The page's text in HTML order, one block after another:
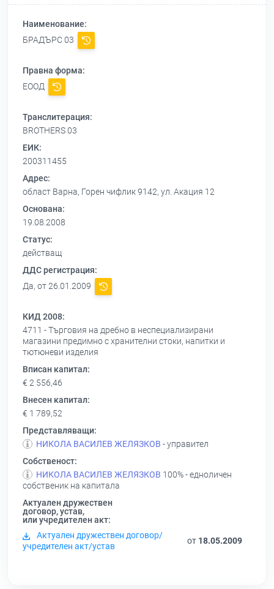
Наименование:
БРАДЪРС 03
Правна форма:
ЕООД
Транслитерация:
BROTHERS 03
ЕИК:
200311455
Адрес:
област Варна, Горен чифлик 9142, ул. Акация 12
Основана:
19.08.2008
Статус:
действащ
ДДС регистрация:
Да, от 26.01.2009
КИД 2008:
4711 - Търговия на дребно в неспециализирани
магазини предимно с хранителни стоки, напитки и
тютюневи изделия
Вписан капитал:
€ 2 556,46
Внесен капитал:
€ 1 789,52
Представляващи:
НИКОЛА ВАСИЛЕВ ЖЕЛЯЗКОВ - управител
Собственост:
НИКОЛА ВАСИЛЕВ ЖЕЛЯЗКОВ 100% - едноличен
собственик на капитала
Актуален дружествен
договор, устав,
или учредителен акт:
Актуален дружествен договор/
учредителен акт/устав
от 18.05.2009